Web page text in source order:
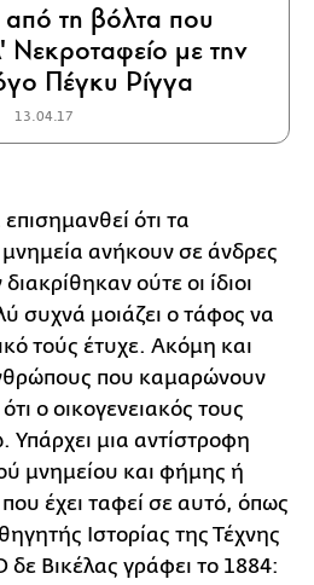
από τη βόλτα που
με την
Πέγκυ Ρίγγα
13.04.17
ότι τα
ανήκουν σε άνδρες
ούτε οι ίδιοι
συχνά μοιάζει ο τάφος να
τούς έτυχε. Ακόμη και
που καμαρώνουν
ο οικογενειακός τους
Υπάρχει μια αντίστροφη
μνημείου και φήμης ή
έχει ταφεί σε αυτό, όπως
Ιστορίας της Τέχνης
Βικέλας γράφει το 1884: